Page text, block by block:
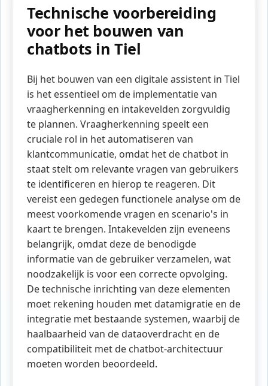
Technische voorbereiding
voor het bouwen van
chatbots in Tiel
Bij het bouwen van een digitale assistent in Tiel
is het essentieel om de implementatie van
vraagherkenning en intakevelden zorgvuldig
te plannen. Vraagherkenning speelt een
cruciale rol in het automatiseren van
klantcommunicatie, omdat het de chatbot in
staat stelt om relevante vragen van gebruikers
te identificeren en hierop te reageren. Dit
vereist een gedegen functionele analyse om de
meest voorkomende vragen en scenario's in
kaart te brengen. Intakevelden zijn eveneens
belangrijk, omdat deze de benodigde
informatie van de gebruiker verzamelen, wat
noodzakelijk is voor een correcte opvolging.
De technische inrichting van deze elementen
moet rekening houden met datamigratie en de
integratie met bestaande systemen, waarbij de
haalbaarheid van de dataoverdracht en de
compatibiliteit met de chatbot-architectuur
moeten worden beoordeeld.